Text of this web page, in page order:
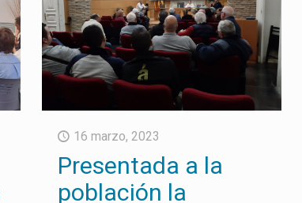
16 marzo, 2023
Presentada a la
población la